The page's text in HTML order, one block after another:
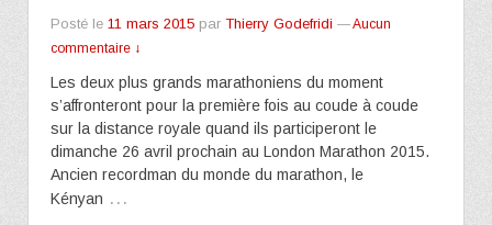
Posté le 11 mars 2015 par Thierry Godefridi —Aucun
commentaire ↓
Les deux plus grands marathoniens du moment
s’affronteront pour la première fois au coude à coude
sur la distance royale quand ils participeront le
dimanche 26 avril prochain au London Marathon 2015.
Ancien recordman du monde du marathon, le
Kényan …